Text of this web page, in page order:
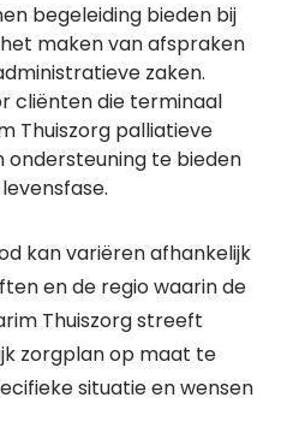
begeleiding bieden bij
maken van afspraken
zaken.
cliënten die terminaal
Thuiszorg palliatieve
te bieden
kan variëren afhankelijk
en de regio waarin de
Thuiszorg streeft
zorgplan op maat te
situatie en wensen